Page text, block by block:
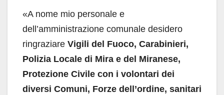
«A nome mio personale e
dell’amministrazione comunale desidero
ringraziare Vigili del Fuoco, Carabinieri,
Polizia Locale di Mira e del Miranese,
Protezione Civile con i volontari dei
diversi Comuni, Forze dell’ordine, sanitari